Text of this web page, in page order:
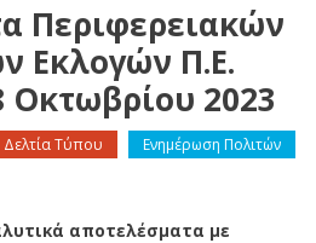
Περιφερειακών
Εκλογών Π.Ε.
Οκτωβρίου 2023
Δελτία Τύπου Ενημέρωση Πολιτών
αποτελέσματα με